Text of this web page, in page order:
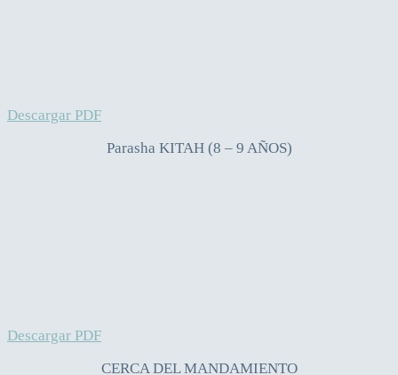
Descargar PDF
Parasha KITAH (8 – 9 AÑOS)
Descargar PDF
CERCA DEL MANDAMIENTO